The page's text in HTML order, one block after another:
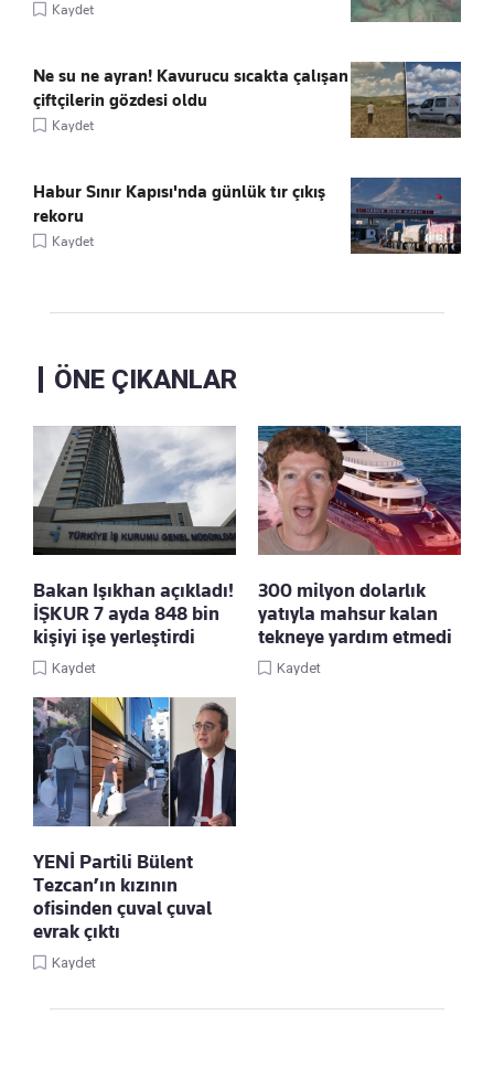
Kaydet
Ne su ne ayran! Kavurucu sıcakta çalışan
çiftçilerin gözdesi oldu
Kaydet
Habur Sınır Kapısı'nda günlük tır çıkış
rekoru
Kaydet
ÖNE ÇIKANLAR
Bakan Işıkhan açıkladı!
İŞKUR 7 ayda 848 bin
kişiyi işe yerleştirdi
Kaydet
300 milyon dolarlık
yatıyla mahsur kalan
tekneye yardım etmedi
Kaydet
YENİ Partili Bülent
Tezcan’ın kızının
ofisinden çuval çuval
evrak çıktı
Kaydet